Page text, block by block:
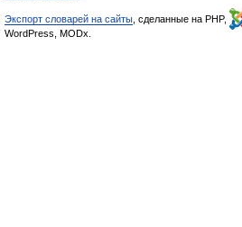
Экспорт словарей на сайты , сделанные на PHP,
WordPress, MODx.